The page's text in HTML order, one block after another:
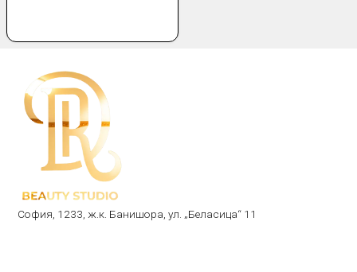
София, 1233, ж.к. Банишора, ул. „Беласица“ 11